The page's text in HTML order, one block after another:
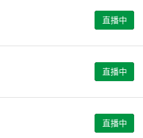
直播中
直播中
直播中